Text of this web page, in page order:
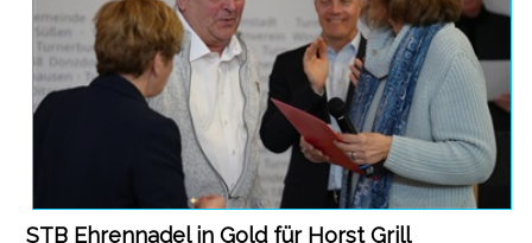
STB Ehrennadel in Gold für Horst Grill